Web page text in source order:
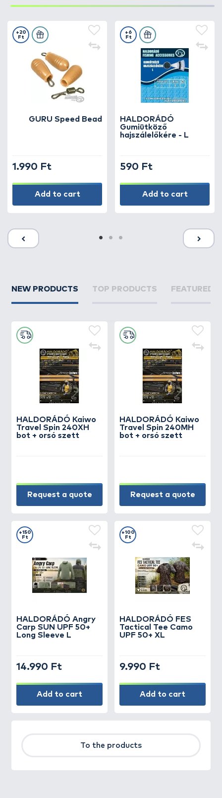
GURU Speed Bead
+20
Ft
1.990 Ft
Add to cart
HALDORÁDÓ
Gumiütköző
hajszálelőkére - L
+6
Ft
590 Ft
Add to cart
NEW PRODUCTS TOP PRODUCTS FEATURED
HALDORÁDÓ Kaiwo
Travel Spin 240XH
bot + orsó szett
Request a quote
HALDORÁDÓ Kaiwo
Travel Spin 240MH
bot + orsó szett
Request a quote
HALDORÁDÓ Angry
Carp SUN UPF 50+
Long Sleeve L
+150
Ft
14.990 Ft
Add to cart
HALDORÁDÓ FES
Tactical Tee Camo
UPF 50+ XL
+100
Ft
9.990 Ft
Add to cart
To the products